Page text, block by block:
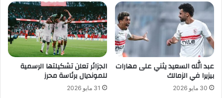
عبد الله السعيد يثني على مهارات
بيزيرا في الزمالك
30 مايو 2026
الجزائر تعلن تشكيلتها الرسمية
للمونديال برئاسة محرز
31 مايو 2026